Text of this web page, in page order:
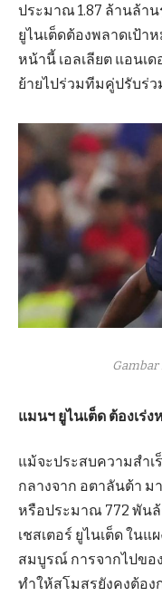
ประมาณ 1.87 ล้านล้า
ยูไนเต็ดต้องพลาดเป้
หน้านี้ เอลเลียต แอนเ
ย้ายไปร่วมทีมคู่ปรับร่ว
Gambar
แมนฯ ยูไนเต็ด ต้องเร่
แม้จะประสบความสำเ
กลางจาก อตาลันต้า
หรือประมาณ 772 พัน
เชสเตอร์ ยูไนเต็ด ใน
สมบูรณ์ การจากไปขอ
ทำให้สโมสรยังคงต้อง